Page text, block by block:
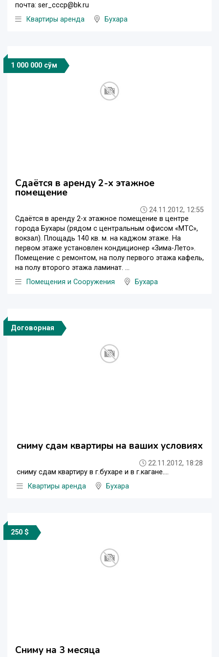
почта: ser_cccp@bk.ru
Квартиры аренда
Бухара
1 000 000 сўм
Сдаётся в аренду 2-х этажное
помещение
24.11.2012, 12:55
Сдаётся в аренду 2-х этажное помещение в центре
города Бухары (рядом с центральным офисом «МТС»,
вокзал). Площадь 140 кв. м. на каджом этаже. На
первом этаже установлен кондиционер «Зима-Лето».
Помещение с ремонтом, на полу первого этажа кафель,
на полу второго этажа ламинат. ...
Помещения и Сооружения
Бухара
Договорная
сниму сдам квартиры на ваших условиях
22.11.2012, 18:28
сниму сдам квартиру в г.бухаре и в г.кагане....
Квартиры аренда
Бухара
250 $
Сниму на 3 месяца